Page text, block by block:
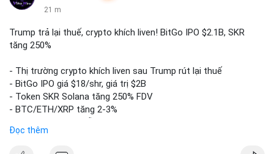
khối lượng không quá lớn để gây sốc thanh khoản nhưng đủ
đệm cho một lệnh lớn hơn trong 24-48 giờ tới. Nhà đầu tư cần
theo dõi dòng tiền tiếp theo từ địa chỉ nguồn.
Lời khuyên:
Nhà đầu tư nhỏ lẻ nên quan sát thêm xác nhận từ 1-2 khối
trước khi hành động, tránh vào lệnh theo cảm xúc. Nếu BTC
phá vỡ vùng $65,000 kèm khối lượng tăng, khả năng cá voi
năng cao đây là động thái bán chủ động.
21 m
Trump trả lại thuế, crypto khích liven! BitGo IPO $2.1B, SKR
tăng 250%
- Thị trường crypto khích liven sau Trump rút lại thuế
- BitGo IPO giá $18/shr, giá trị $2B
- Token SKR Solana tăng 250% FDV
- BTC/ETH/XRP tăng 2-3%
- US Senates chuẩn bị hành động Clarity Act
Đọc thêm